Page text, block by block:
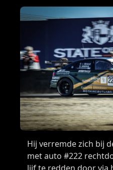
Hij verremde zich bij
met auto #222